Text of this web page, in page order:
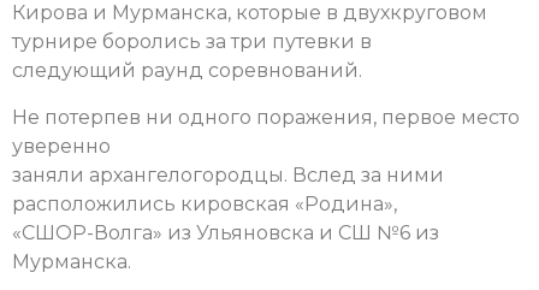
Кирова и Мурманска, которые в двухкруговом
турнире боролись за три путевки в
следующий раунд соревнований.
Не потерпев ни одного поражения, первое место
уверенно
заняли архангелогородцы. Вслед за ними
расположились кировская «Родина»,
«СШОР-Волга» из Ульяновска и СШ №6 из
Мурманска.